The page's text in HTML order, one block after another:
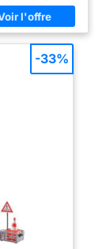
4 Ans
ensuite et éteindre
avec de
L'hydravion
le réservoir
montez dans les
et écoutez le
des vies dans
à partir de 4 ans :
grâce à une taille
main facile Pour
quotidienne
supérieure et
robuste, nettoyage
-33%